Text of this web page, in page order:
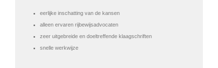
eerlijke inschatting van de kansen
alleen ervaren rijbewijsadvocaten
zeer uitgebreide en doeltreffende klaagschriften
snelle werkwijze